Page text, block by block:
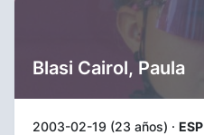
Blasi Cairol, Paula
2003-02-19 (23 años) · ESP